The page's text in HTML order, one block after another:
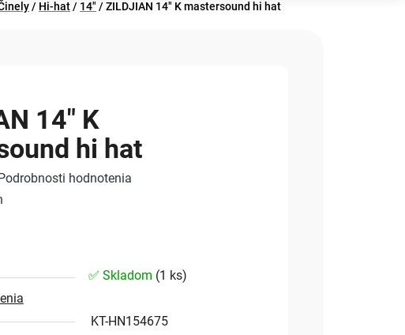
/ Hi-hat/ 14" /ZILDJIAN 14" K mastersound hi hat
14" K
hi hat
hodnotenia
✅ Skladom (1 ks)
KT-HN154675